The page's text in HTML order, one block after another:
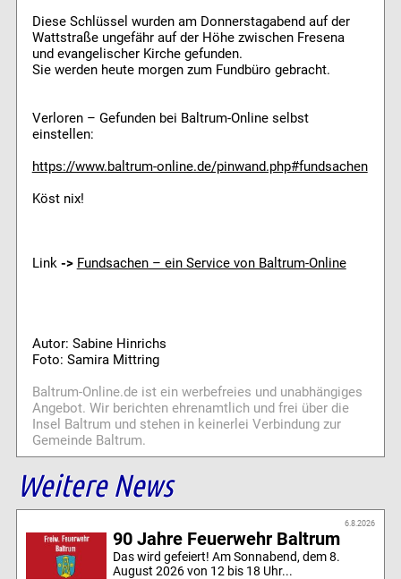
Diese Schlüssel wurden am Donnerstagabend auf der
Wattstraße ungefähr auf der Höhe zwischen Fresena
und evangelischer Kirche gefunden.
Sie werden heute morgen zum Fundbüro gebracht.
Verloren – Gefunden bei Baltrum-Online selbst
einstellen:
https://www.baltrum-online.de/pinwand.php#fundsachen
Köst nix!
Link -> Fundsachen – ein Service von Baltrum-Online
Autor: Sabine Hinrichs
Foto: Samira Mittring
Baltrum-Online.de ist ein werbefreies und unabhängiges
Angebot. Wir berichten ehrenamtlich und frei über die
Insel Baltrum und stehen in keinerlei Verbindung zur
Gemeinde Baltrum.
Weitere News
6.8.2026
90 Jahre Feuerwehr Baltrum
Das wird gefeiert! Am Sonnabend, dem 8.
August 2026 von 12 bis 18 Uhr...